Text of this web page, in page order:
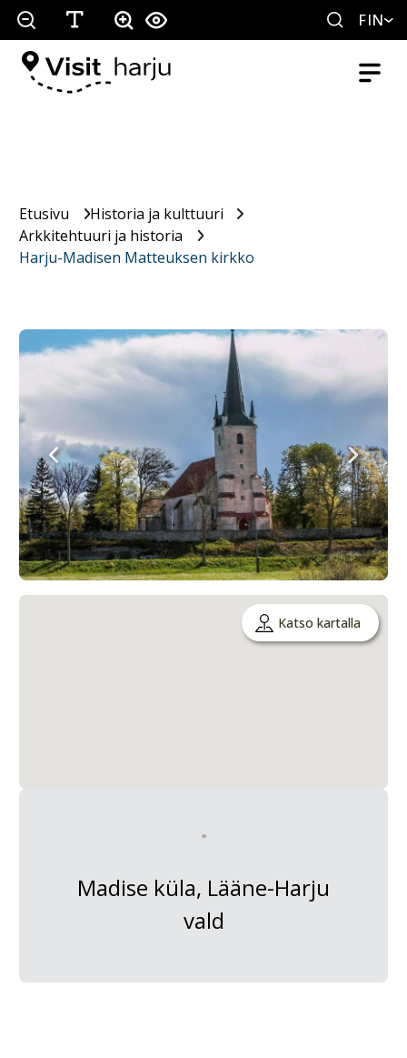
FIN
Etusivu
Historia ja kulttuuri
Arkkitehtuuri ja historia
Harju-Madisen Matteuksen kirkko
Katso kartalla
Madise küla, Lääne-Harju
vald